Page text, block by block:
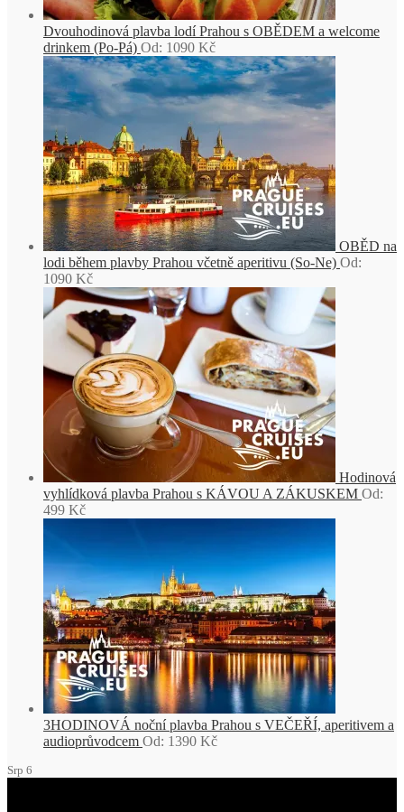
Dvouhodinová plavba lodí Prahou s OBĚDEM a welcome
drinkem (Po-Pá) Od: 1090 Kč
OBĚD na
lodi během plavby Prahou včetně aperitivu (So-Ne) Od:
1090 Kč
Hodinová
vyhlídková plavba Prahou s KÁVOU A ZÁKUSKEM Od:
499 Kč
3HODINOVÁ noční plavba Prahou s VEČEŘÍ, aperitivem a
audioprůvodcem Od: 1390 Kč
Srp 6